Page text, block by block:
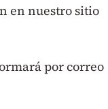
en nuestro sitio
por correo